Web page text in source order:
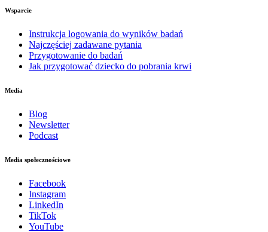
Wsparcie
Instrukcja logowania do wyników badań
Najczęściej zadawane pytania
Przygotowanie do badań
Jak przygotować dziecko do pobrania krwi
Media
Blog
Newsletter
Podcast
Media społecznościowe
Facebook
Instagram
LinkedIn
TikTok
YouTube